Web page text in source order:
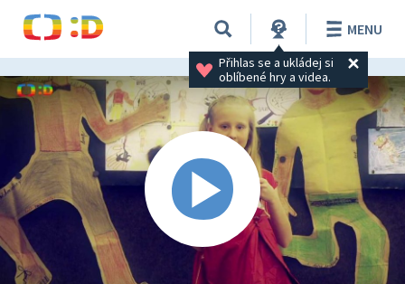
Přihlas se a ukládej si
oblíbené hry a videa.
MENU